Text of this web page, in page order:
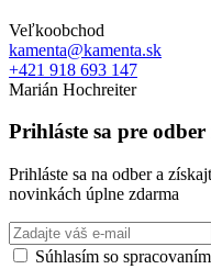
Veľkoobchod
kamenta@kamenta.sk
+421 918 693 147
Marián Hochreiter
Prihláste sa pre
Prihláste sa na odber a
novinkách úplne zdarma
Súhlasím so spracovaním